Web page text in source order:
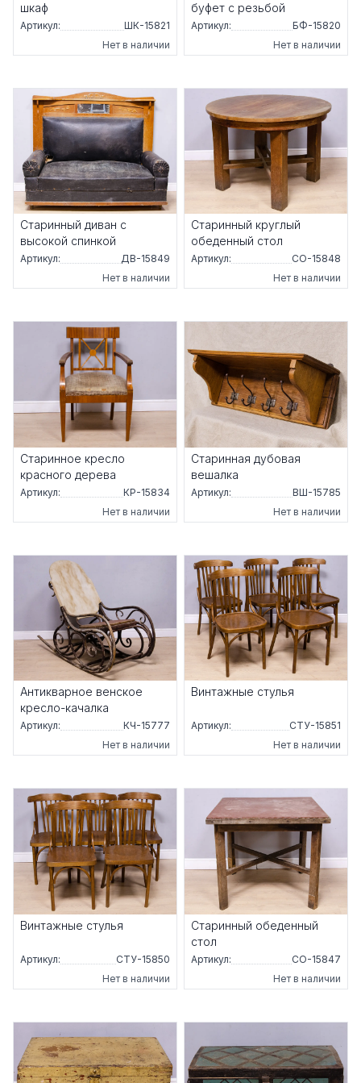
шкаф
Артикул:
ШК-15821
Нет в наличии
буфет с резьбой
Артикул:
БФ-15820
Нет в наличии
Старинный диван с
высокой спинкой
Артикул:
ДВ-15849
Нет в наличии
Старинный круглый
обеденный стол
Артикул:
СО-15848
Нет в наличии
Старинное кресло
красного дерева
Артикул:
КР-15834
Нет в наличии
Старинная дубовая
вешалка
Артикул:
ВШ-15785
Нет в наличии
Антикварное венское
кресло-качалка
Артикул:
КЧ-15777
Нет в наличии
Винтажные стулья
Артикул:
СТУ-15851
Нет в наличии
Винтажные стулья
Артикул:
СТУ-15850
Нет в наличии
Старинный обеденный
стол
Артикул:
СО-15847
Нет в наличии